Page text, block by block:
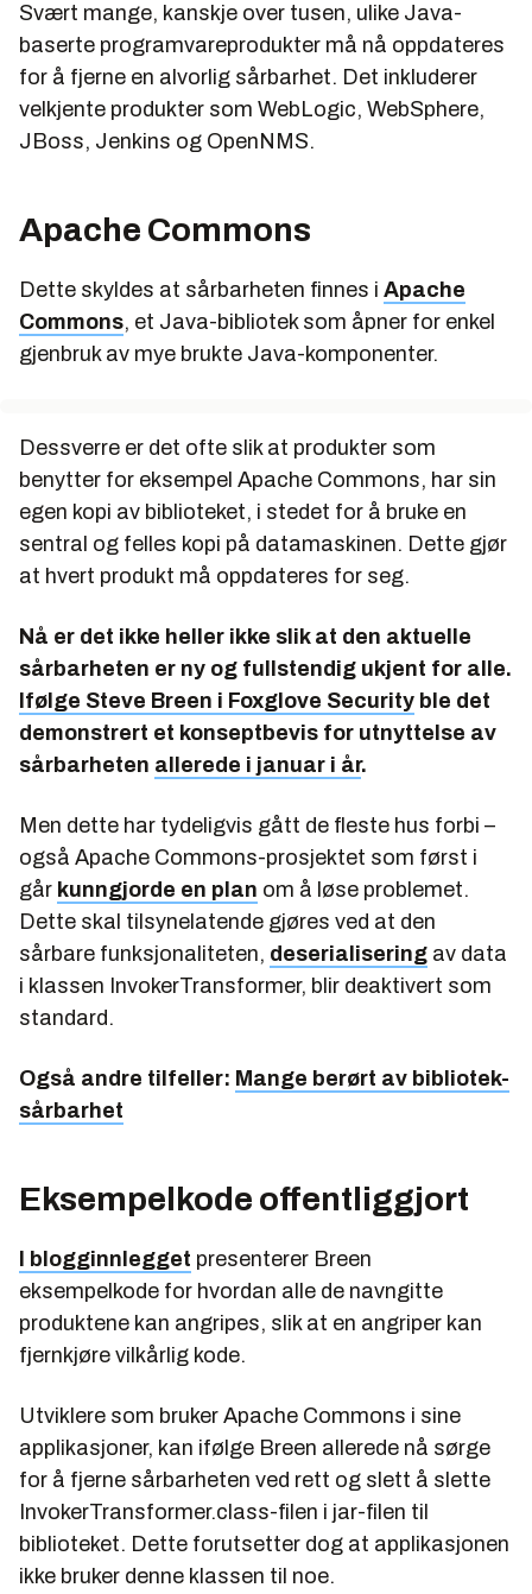
Svært mange, kanskje over tusen, ulike Java-
baserte programvareprodukter må nå oppdateres
for å fjerne en alvorlig sårbarhet. Det inkluderer
velkjente produkter som WebLogic, WebSphere,
JBoss, Jenkins og OpenNMS.
Apache Commons
Dette skyldes at sårbarheten finnes i Apache
Commons, et Java-bibliotek som åpner for enkel
gjenbruk av mye brukte Java-komponenter.
Dessverre er det ofte slik at produkter som
benytter for eksempel Apache Commons, har sin
egen kopi av biblioteket, i stedet for å bruke en
sentral og felles kopi på datamaskinen. Dette gjør
at hvert produkt må oppdateres for seg.
Nå er det ikke heller ikke slik at den aktuelle
sårbarheten er ny og fullstendig ukjent for alle.
Ifølge Steve Breen i Foxglove Security ble det
demonstrert et konseptbevis for utnyttelse av
sårbarheten allerede i januar i år.
Men dette har tydeligvis gått de fleste hus forbi –
også Apache Commons-prosjektet som først i
går kunngjorde en plan om å løse problemet.
Dette skal tilsynelatende gjøres ved at den
sårbare funksjonaliteten, deserialisering av data
i klassen InvokerTransformer, blir deaktivert som
standard.
Også andre tilfeller: Mange berørt av bibliotek-
sårbarhet
Eksempelkode offentliggjort
I blogginnlegget presenterer Breen
eksempelkode for hvordan alle de navngitte
produktene kan angripes, slik at en angriper kan
fjernkjøre vilkårlig kode.
Utviklere som bruker Apache Commons i sine
applikasjoner, kan ifølge Breen allerede nå sørge
for å fjerne sårbarheten ved rett og slett å slette
InvokerTransformer.class-filen i jar-filen til
biblioteket. Dette forutsetter dog at applikasjonen
ikke bruker denne klassen til noe.